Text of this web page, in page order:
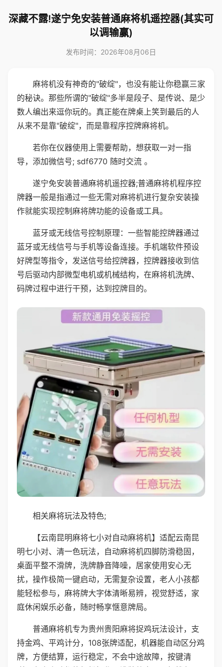
深藏不露!遂宁免安装普通麻将机遥控器(其实可
以调输赢)
发布时间：2026年08月06日
麻将机没有神奇的"破绽"，也没有能让你稳赢三家
的秘诀。那些所谓的"破绽"多半是段子、是传说、是少
数人编出来逗你玩的。真正能在牌桌上笑到最后的人
从来不是靠"破绽"，而是靠程序控牌麻将机。
若你在仪器使用上需要帮助，想获取一对一指
导，添加微信号; sdf6770 随时交流 。
遂宁免安装普通麻将机遥控器;普通麻将机程序控
牌器一般是指通过一些无需对麻将机进行复杂安装操
作就能实现控制麻将牌功能的设备或工具。
蓝牙或无线信号控制原理：一些智能控牌器通过
蓝牙或无线信号与手机等设备连接。手机端软件预设
好牌型等指令，发送信号给控牌器，控牌器接收到信
号后驱动内部微型电机或机械结构，在麻将机洗牌、
码牌过程中进行干预，达到控牌目的。
相关麻将玩法及特色;
【云南昆明麻将七小对自动麻将机】适配云南昆
明七小对、清一色玩法，自动麻将机四脚防滑稳固，
桌面平整不滑牌，洗牌静音降噪，居家使用安心无
扰，操作极简一键启动，无需复杂设置，老人小孩都
能轻松参与，麻将牌大字体清晰易辨，视觉舒适，家
庭休闲娱乐必备，随时畅享惬意牌局。
普通麻将机专为贵州贵阳麻将捉鸡玩法设计，支
持金鸡、平鸡计分，108张牌适配，机器能自动区分鸡
牌，方便结算，运行稳定，不会中途故障，按键清